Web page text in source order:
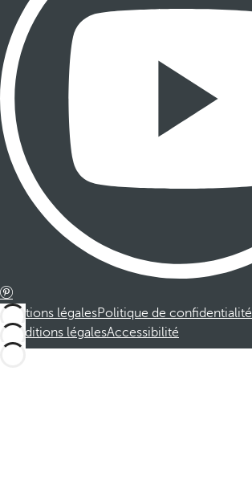
Mentions légalesPolitique de confidentialité
Conditions légalesAccessibilité